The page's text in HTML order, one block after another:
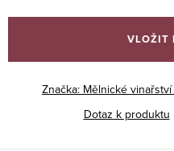
cena:
VLOŽIT
Značka: Mělnické vinařství
Dotaz k produktu